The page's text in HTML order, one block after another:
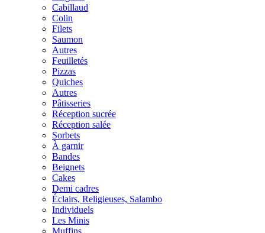
Cabillaud
Colin
Filets
Saumon
Autres
Feuilletés
Pizzas
Quiches
Autres
Pâtisseries
Réception sucrée
Réception salée
Sorbets
À garnir
Bandes
Beignets
Cakes
Demi cadres
Éclairs, Religieuses, Salambo
Individuels
Les Minis
Muffins